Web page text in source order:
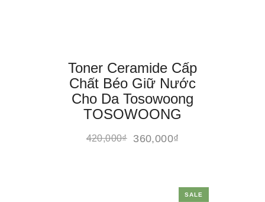
Toner Ceramide Cấp
Chất Béo Giữ Nước
Cho Da Tosowoong
TOSOWOONG
420,000₫ 360,000₫
SALE